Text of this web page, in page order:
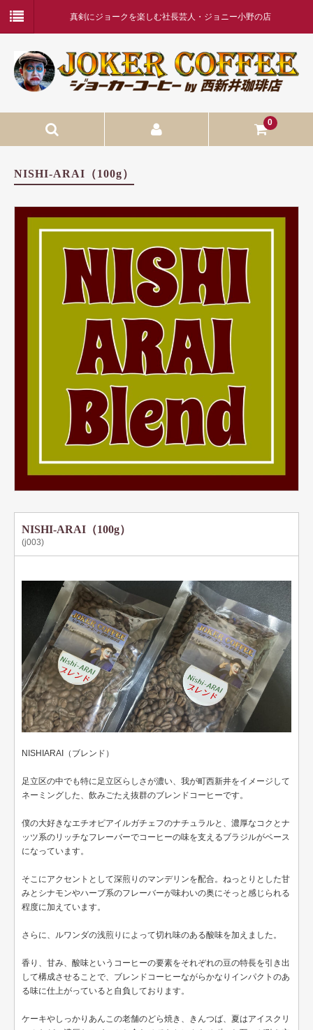
真剣にジョークを楽しむ社長芸人・ジョニー小野の店
0
カート
会員マイページ
お問合せフォーム
NISHI-ARAI（100g）
NISHI-ARAI（100g）
(j003)
NISHIARAI（ブレンド）
足立区の中でも特に足立区らしさが濃い、我が町西新井をイメージして
ネーミングした、飲みごたえ抜群のブレンドコーヒーです。
僕の大好きなエチオピアイルガチェフのナチュラルと、濃厚なコクとナ
ッツ系のリッチなフレーバーでコーヒーの味を支えるブラジルがベース
になっています。
そこにアクセントとして深煎りのマンデリンを配合。ねっとりとした甘
みとシナモンやハーブ系のフレーバーが味わいの奥にそっと感じられる
程度に加えています。
さらに、ルワンダの浅煎りによって切れ味のある酸味を加えました。
香り、甘み、酸味というコーヒーの要素をそれぞれの豆の特長を引き出
して構成させることで、ブレンドコーヒーながらかなりインパクトのあ
る味に仕上がっていると自負しております。
ケーキやしっかりあんこの老舗のどら焼き、きんつば、夏はアイスクリ